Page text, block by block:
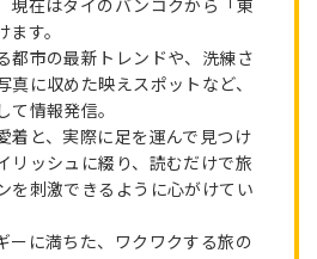
現在はタイのバンコクから「東
す。
都市の最新トレンドや、洗練さ
真に収めた映えスポットなど、
情報発信。
着と、実際に足を運んで見つけ
リッシュに綴り、読むだけで旅
を刺激できるように心がけてい
ーに満ちた、ワクワクする旅の